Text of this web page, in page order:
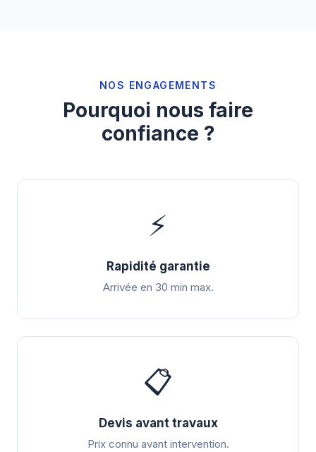
NOS ENGAGEMENTS
Pourquoi nous faire
confiance ?
⚡
Rapidité garantie
Arrivée en 30 min max.
📋
Devis avant travaux
Prix connu avant intervention.